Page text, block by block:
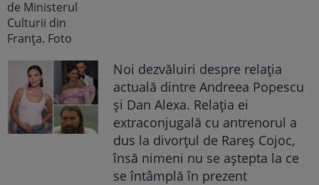
Noi dezvăluiri despre relația
actuală dintre Andreea Popescu
și Dan Alexa. Relația ei
extraconjugală cu antrenorul a
dus la divorțul de Rareș Cojoc,
însă nimeni nu se aștepta la ce
se întâmplă în prezent